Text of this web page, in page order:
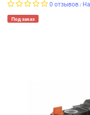
0 отзывов /
Под заказ